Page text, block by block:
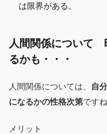
は限界がある。
人間関係について
るかも・・・
人間関係については、
自
になるかの性格次第ですね
メリット